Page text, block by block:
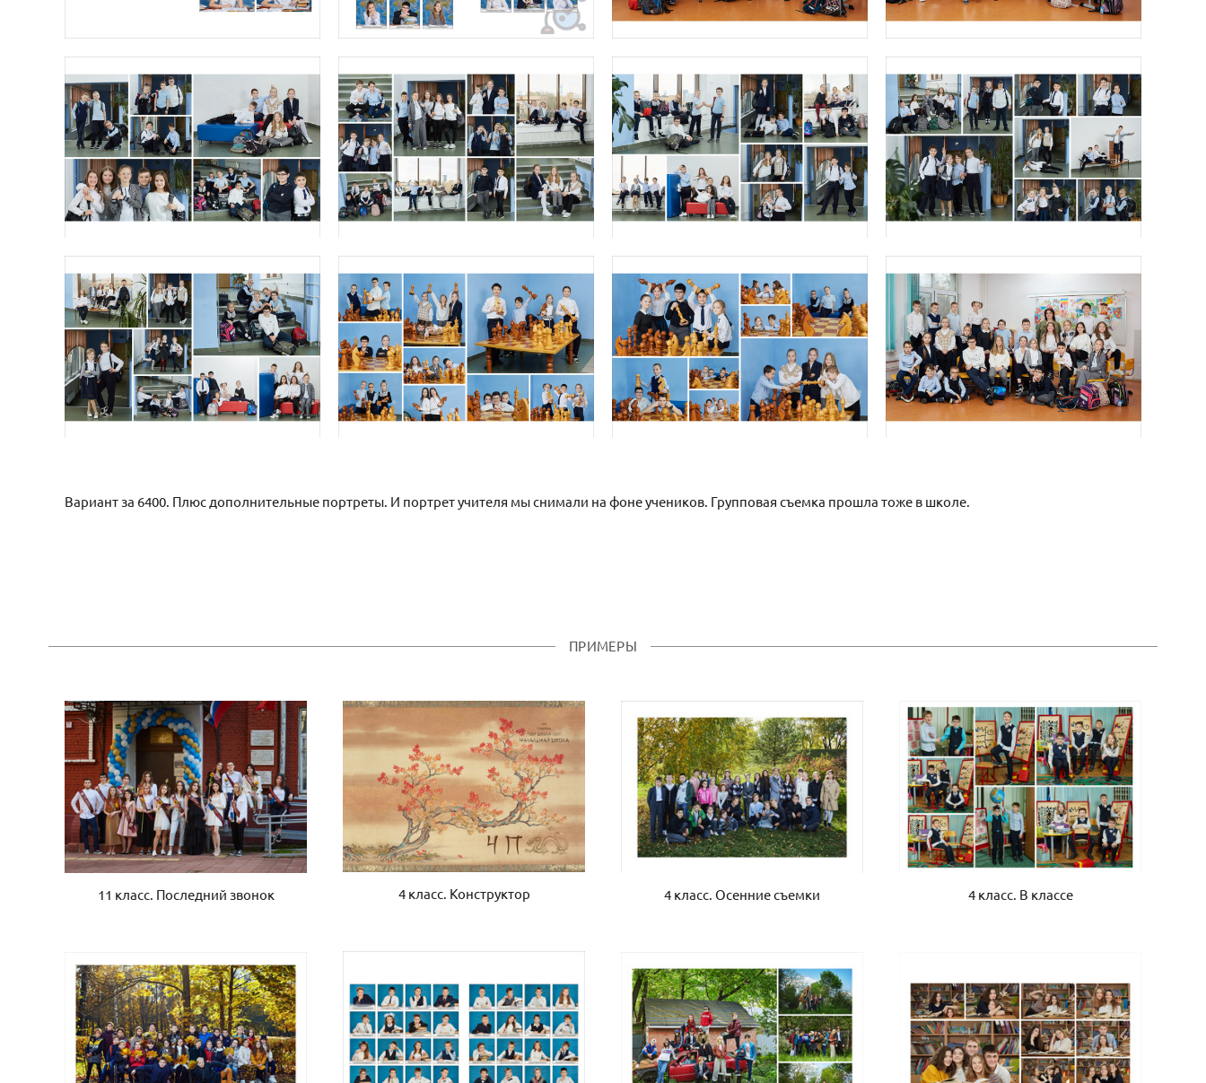
Вариант за 6400. Плюс дополнительные портреты. И портрет учителя мы снимали на фоне учеников. Групповая съемка прошла тоже в школе.
ПРИМЕРЫ
11 класс. Последний звонок 4 класс. Конструктор 4 класс. Осенние съемки 4 класс. В классе